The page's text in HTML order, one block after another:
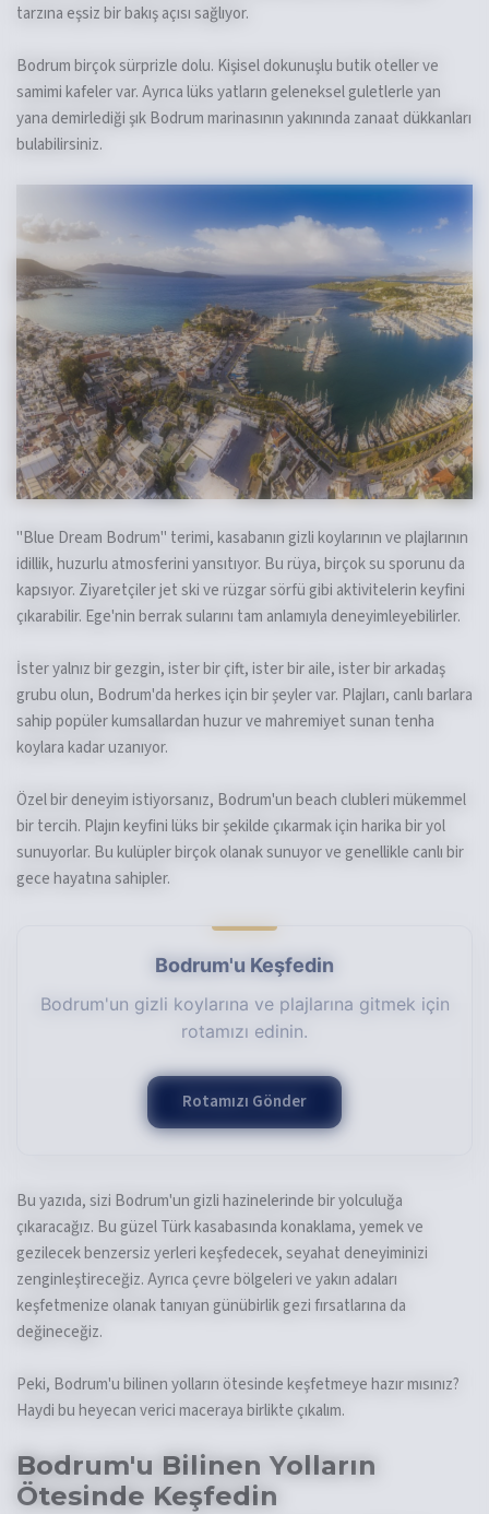
tarzına eşsiz bir bakış açısı sağlıyor.
Bodrum birçok sürprizle dolu. Kişisel dokunuşlu butik oteller ve
samimi kafeler var. Ayrıca lüks yatların geleneksel guletlerle yan
yana demirlediği şık Bodrum marinasının yakınında zanaat dükkanları
bulabilirsiniz.
"Blue Dream Bodrum" terimi, kasabanın gizli koylarının ve plajlarının
idillik, huzurlu atmosferini yansıtıyor. Bu rüya, birçok su sporunu da
kapsıyor. Ziyaretçiler jet ski ve rüzgar sörfü gibi aktivitelerin keyfini
çıkarabilir. Ege'nin berrak sularını tam anlamıyla deneyimleyebilirler.
İster yalnız bir gezgin, ister bir çift, ister bir aile, ister bir arkadaş
grubu olun, Bodrum'da herkes için bir şeyler var. Plajları, canlı barlara
sahip popüler kumsallardan huzur ve mahremiyet sunan tenha
koylara kadar uzanıyor.
Özel bir deneyim istiyorsanız, Bodrum'un beach clubleri mükemmel
bir tercih. Plajın keyfini lüks bir şekilde çıkarmak için harika bir yol
sunuyorlar. Bu kulüpler birçok olanak sunuyor ve genellikle canlı bir
gece hayatına sahipler.
Bodrum'u Keşfedin
Bodrum'un gizli koylarına ve plajlarına gitmek için
rotamızı edinin.
Rotamızı Gönder
Bu yazıda, sizi Bodrum'un gizli hazinelerinde bir yolculuğa
çıkaracağız. Bu güzel Türk kasabasında konaklama, yemek ve
gezilecek benzersiz yerleri keşfedecek, seyahat deneyiminizi
zenginleştireceğiz. Ayrıca çevre bölgeleri ve yakın adaları
keşfetmenize olanak tanıyan günübirlik gezi fırsatlarına da
değineceğiz.
Peki, Bodrum'u bilinen yolların ötesinde keşfetmeye hazır mısınız?
Haydi bu heyecan verici maceraya birlikte çıkalım.
Bodrum'u Bilinen Yolların
Ötesinde Keşfedin